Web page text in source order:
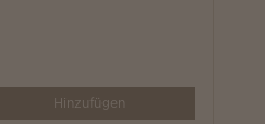
Hinzufügen